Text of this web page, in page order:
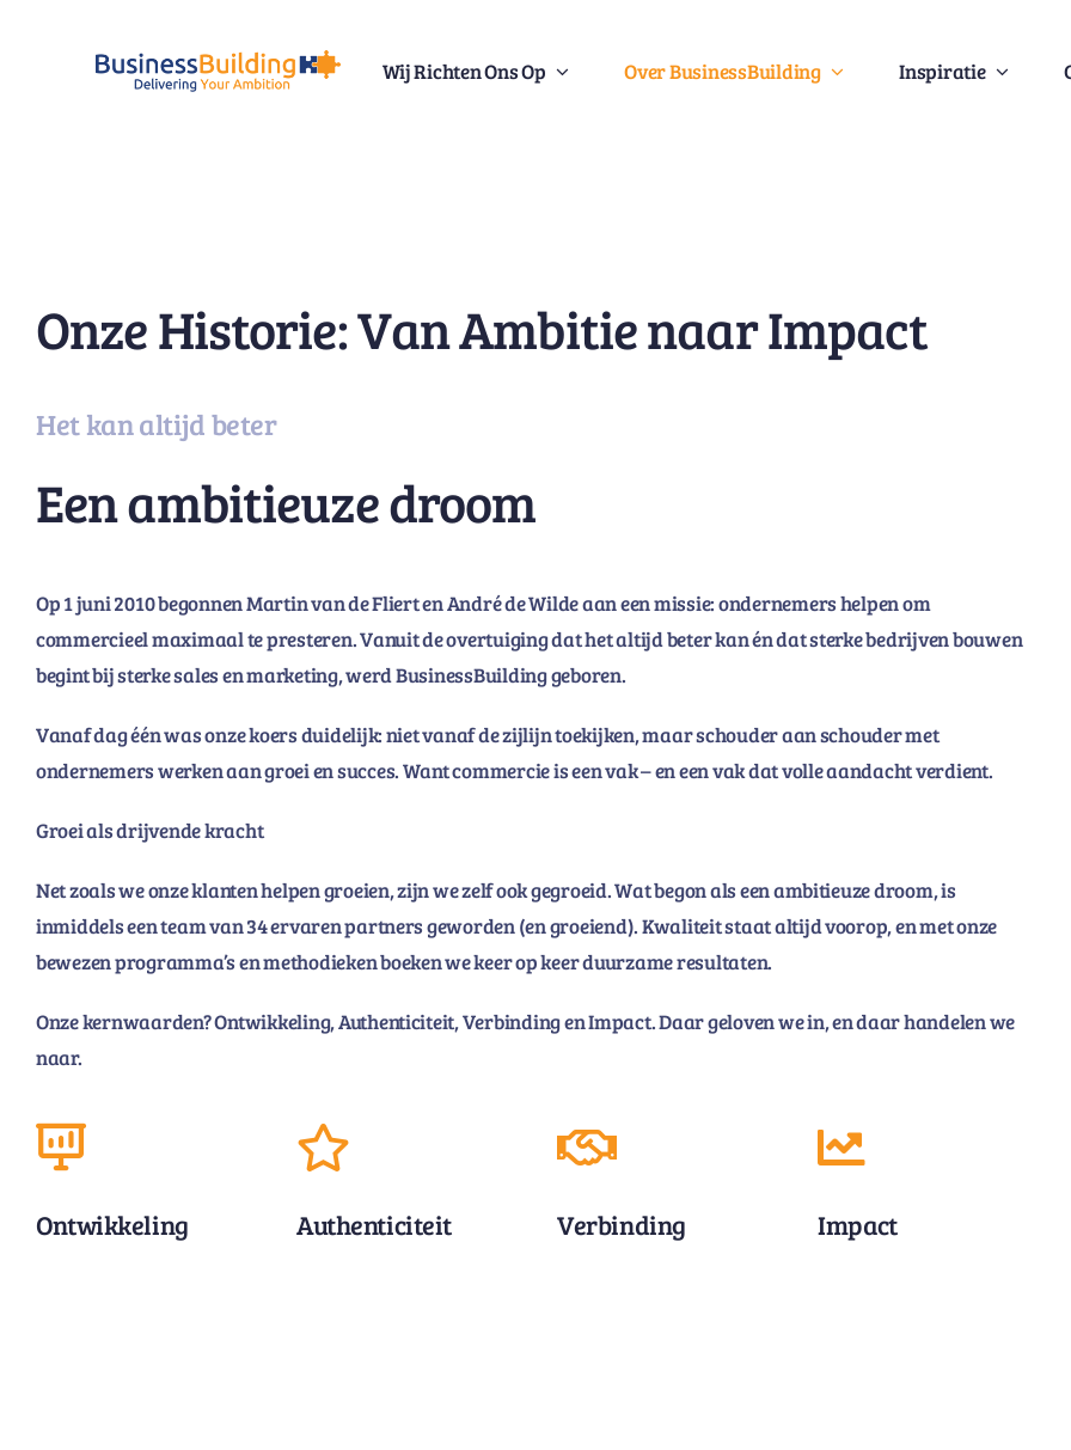
Wij Richten Ons Op Over BusinessBuilding Inspiratie
Onze Historie: Van Ambitie naar Impact
Het kan altijd beter
Een ambitieuze droom
Op 1 juni 2010 begonnen Martin van de Fliert en André de Wilde aan een missie: ondernemers helpen om
commercieel maximaal te presteren. Vanuit de overtuiging dat het altijd beter kan én dat sterke bedrijven bouwen
begint bij sterke sales en marketing, werd BusinessBuilding geboren.
Vanaf dag één was onze koers duidelijk: niet vanaf de zijlijn toekijken, maar schouder aan schouder met
ondernemers werken aan groei en succes. Want commercie is een vak – en een vak dat volle aandacht verdient.
Groei als drijvende kracht
Net zoals we onze klanten helpen groeien, zijn we zelf ook gegroeid. Wat begon als een ambitieuze droom, is
inmiddels een team van 34 ervaren partners geworden (en groeiend). Kwaliteit staat altijd voorop, en met onze
bewezen programma’s en methodieken boeken we keer op keer duurzame resultaten.
Onze kernwaarden? Ontwikkeling, Authenticiteit, Verbinding en Impact. Daar geloven we in, en daar handelen we
naar.
Ontwikkeling Authenticiteit Verbinding Impact